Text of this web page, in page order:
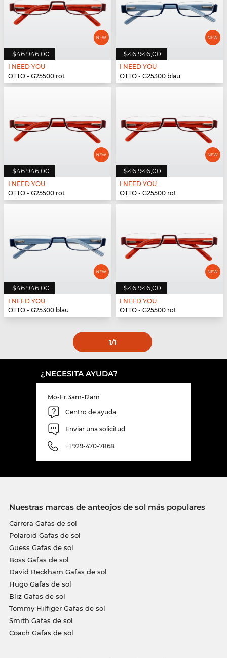
$46.946,00
I NEED YOU
OTTO - G25500 rot
$46.946,00
I NEED YOU
OTTO - G25300 blau
$46.946,00
I NEED YOU
OTTO - G25500 rot
$46.946,00
I NEED YOU
OTTO - G25500 rot
$46.946,00
I NEED YOU
OTTO - G25300 blau
$46.946,00
I NEED YOU
OTTO - G25500 rot
1/1
¿NECESITA AYUDA?
Mo-Fr 3am-12am
Centro de ayuda
Enviar una solicitud
+1 929-470-7868
Nuestras marcas de anteojos de sol más populares
Carrera Gafas de sol
Polaroid Gafas de sol
Guess Gafas de sol
Boss Gafas de sol
David Beckham Gafas de sol
Hugo Gafas de sol
Bliz Gafas de sol
Tommy Hilfiger Gafas de sol
Smith Gafas de sol
Coach Gafas de sol